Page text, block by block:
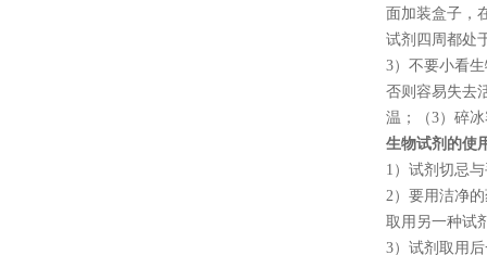
面加装盒子，
试剂四周都处
3）不要小看
否则容易失去
温；（3）碎
生物试剂的使
1 ）试剂切忌
2）要用洁净
取用另一种试
3）试剂取用